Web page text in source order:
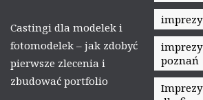
Castingi dla modelek i
fotomodelek – jak zdobyć
pierwsze zlecenia i
zbudować portfolio
poznań